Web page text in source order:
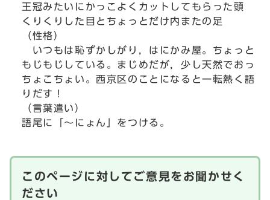
王冠みたいにかっこよくカットしてもらった頭
くりくりした目とちょっとだけ内またの足
（性格）
いつもは恥ずかしがり，はにかみ屋。ちょっと
もじもじしている。まじめだが，少し天然でおっ
ちょこちょい。西京区のことになると一転熱く語
りだす！
（言葉遣い）
語尾に「～にょん」をつける。
このページに対してご意見をお聞かせく
ださい